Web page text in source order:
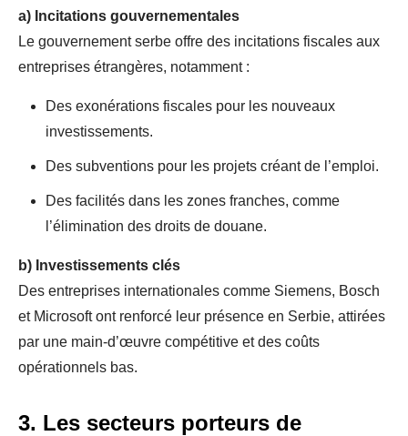
a) Incitations gouvernementales
Le gouvernement serbe offre des incitations fiscales aux
entreprises étrangères, notamment :
Des exonérations fiscales pour les nouveaux
investissements.
Des subventions pour les projets créant de l’emploi.
Des facilités dans les zones franches, comme
l’élimination des droits de douane.
b) Investissements clés
Des entreprises internationales comme Siemens, Bosch
et Microsoft ont renforcé leur présence en Serbie, attirées
par une main-d’œuvre compétitive et des coûts
opérationnels bas.
3. Les secteurs porteurs de